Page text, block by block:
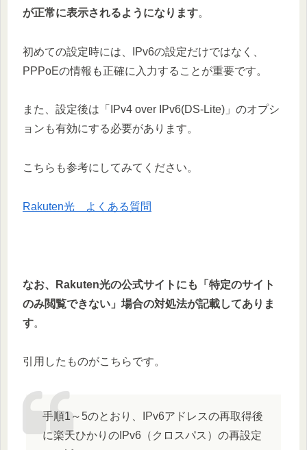
が正常に表示されるようになります。
初めての設定時には、IPv6の設定だけではなく、
PPPoEの情報も正確に入力することが重要です。
また、設定後は「IPv4 over IPv6(DS-Lite)」のオプシ
ョンも有効にする必要があります。
こちらも参考にしてみてください。
Rakuten光 よくある質問
なお、Rakuten光の公式サイトにも「特定のサイト
のみ閲覧できない」場合の対処法が記載してありま
す。
引用したものがこちらです。
手順1～5のとおり、IPv6アドレスの再取得後
に楽天ひかりのIPv6（クロスパス）の再設定